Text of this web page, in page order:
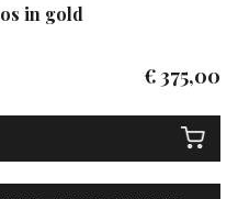
in gold
€ 375,00